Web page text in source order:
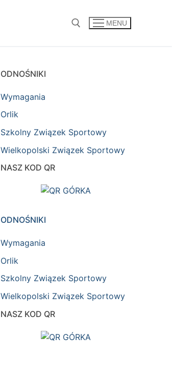
MENU
ODNOŚNIKI
Wymagania
Orlik
Szkolny Związek Sportowy
Wielkopolski Związek Sportowy
NASZ KOD QR
ODNOŚNIKI
Wymagania
Orlik
Szkolny Związek Sportowy
Wielkopolski Związek Sportowy
NASZ KOD QR